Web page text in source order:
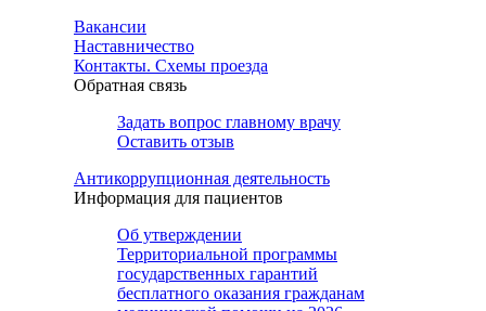
Вакансии
Наставничество
Контакты. Схемы проезда
Обратная связь
Задать вопрос главному врачу
Оставить отзыв
Антикоррупционная деятельность
Информация для пациентов
Об утверждении
Территориальной программы
государственных гарантий
бесплатного оказания гражданам